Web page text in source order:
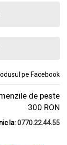
pe Facebook
de peste
300 RON
la:0770.22.44.55